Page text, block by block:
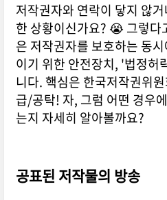
저작권자와 연락이 닿지 않
한 상황이신가요? 😭 그렇다
은 저작권자를 보호하는 동
이기 위한 안전장치, '법정허
니다. 핵심은 한국저작권위
급/공탁! 자, 그럼 어떤 경우
는지 자세히 알아볼까요?
공표된 저작물의 방송